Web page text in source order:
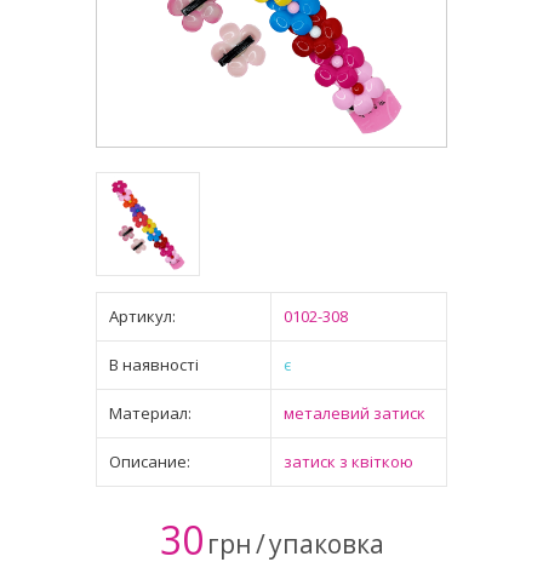
Артикул: 0102-308
В наявності є
Материал: металевий затиск
Описание: затиск з квіткою
30 грн/упаковка